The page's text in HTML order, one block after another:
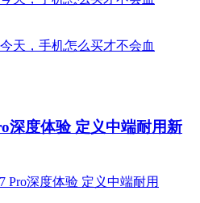
深度体验 定义中端耐用新